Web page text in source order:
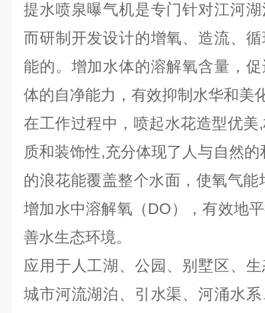
提水喷泉曝气机是专门针对江河
而研制开发设计的增氧、造流、
能的。增加水体的溶解氧含量，
体的自净能力，有效抑制水华和美
在工作过程中，喷起水花造型优
质和装饰性,充分体现了人与自然
的浪花能覆盖整个水面，使氧气
增加水中溶解氧（DO），有效地
善水生态环境。
应用于人工湖、公园、别墅区、
城市河流湖泊、引水渠、河涌水